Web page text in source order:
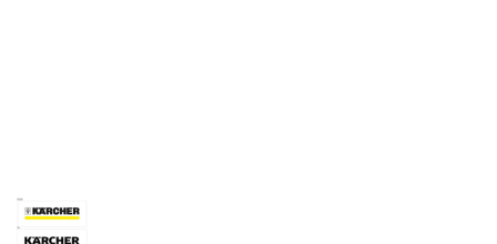
NAZWA
PRODUCENTA:
KARCHER